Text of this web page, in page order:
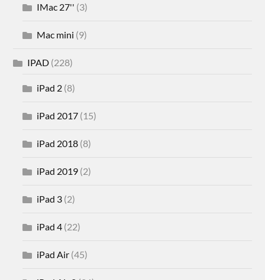
IMac 27'' (3)
Mac mini (9)
IPAD (228)
iPad 2 (8)
iPad 2017 (15)
iPad 2018 (8)
iPad 2019 (2)
iPad 3 (2)
iPad 4 (22)
iPad Air (45)